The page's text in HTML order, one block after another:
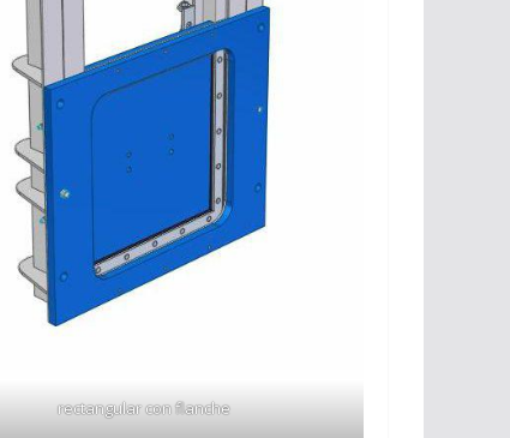
rectangular con flanche